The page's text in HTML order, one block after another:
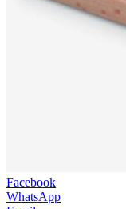
Facebook
WhatsApp